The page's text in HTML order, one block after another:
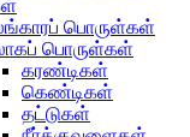
பொருள்கள்
பொருள்கள்
கரண்டிகள்
கெண்டிகள்
தட்டுகள்